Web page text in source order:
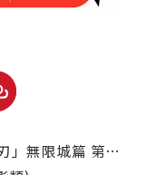
｜本周上線、電視首播推薦